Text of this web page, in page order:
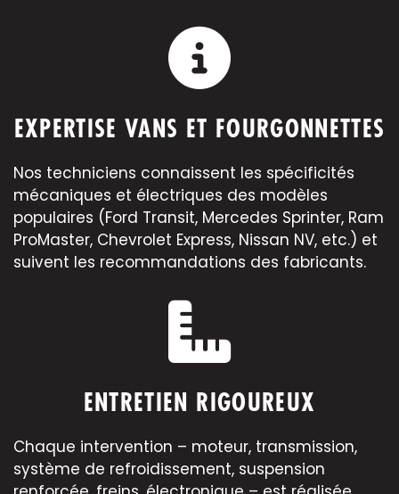
EXPERTISE VANS ET FOURGONNETTES
Nos techniciens connaissent les spécificités
mécaniques et électriques des modèles
populaires (Ford Transit, Mercedes Sprinter, Ram
ProMaster, Chevrolet Express, Nissan NV, etc.) et
suivent les recommandations des fabricants.
ENTRETIEN RIGOUREUX
Chaque intervention – moteur, transmission,
système de refroidissement, suspension